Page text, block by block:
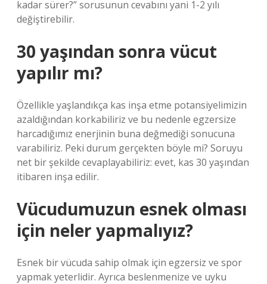
kadar sürer?” sorusunun cevabını yani 1-2 yılı
değiştirebilir.
30 yaşından sonra vücut
yapılır mı?
Özellikle yaşlandıkça kas inşa etme potansiyelimizin
azaldığından korkabiliriz ve bu nedenle egzersize
harcadığımız enerjinin buna değmediği sonucuna
varabiliriz. Peki durum gerçekten böyle mi? Soruyu
net bir şekilde cevaplayabiliriz: evet, kas 30 yaşından
itibaren inşa edilir.
Vücudumuzun esnek olması
için neler yapmalıyız?
Esnek bir vücuda sahip olmak için egzersiz ve spor
yapmak yeterlidir. Ayrıca beslenmenize ve uyku